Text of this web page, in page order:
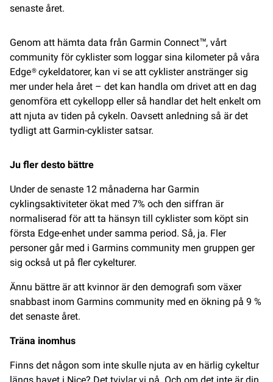
senaste året.
Genom att hämta data från Garmin Connect™, vårt
community för cyklister som loggar sina kilometer på våra
Edge® cykeldatorer, kan vi se att cyklister anstränger sig
mer under hela året – det kan handla om drivet att en dag
genomföra ett cykellopp eller så handlar det helt enkelt om
att njuta av tiden på cykeln. Oavsett anledning så är det
tydligt att Garmin-cyklister satsar.
Ju fler desto bättre
Under de senaste 12 månaderna har Garmin
cyklingsaktiviteter ökat med 7% och den siffran är
normaliserad för att ta hänsyn till cyklister som köpt sin
första Edge-enhet under samma period. Så, ja. Fler
personer går med i Garmins community men gruppen ger
sig också ut på fler cykelturer.
Ännu bättre är att kvinnor är den demografi som växer
snabbast inom Garmins community med en ökning på 9 %
det senaste året.
Träna inomhus
Finns det någon som inte skulle njuta av en härlig cykeltur
längs havet i Nice? Det tvivlar vi på. Och om det inte är din